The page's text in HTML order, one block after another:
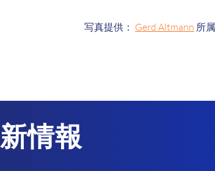
写真提供： Gerd Altmann 所属
情報